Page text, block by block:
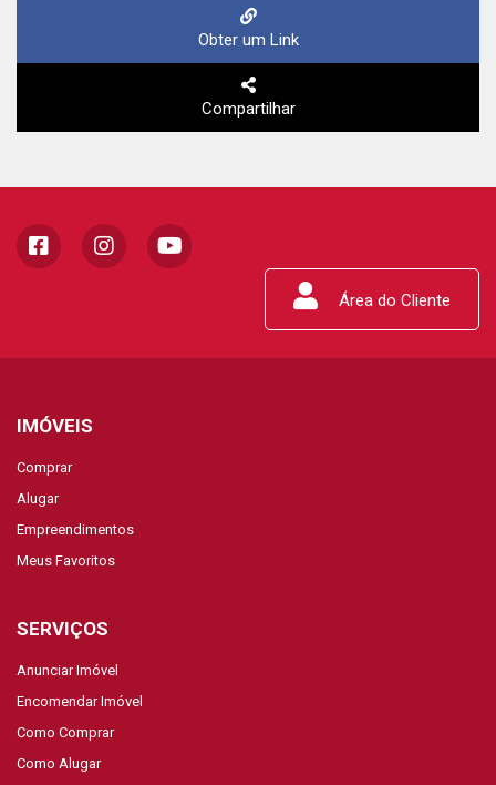
Obter um Link
Compartilhar
Área do Cliente
IMÓVEIS
Comprar
Alugar
Empreendimentos
Meus Favoritos
SERVIÇOS
Anunciar Imóvel
Encomendar Imóvel
Como Comprar
Como Alugar